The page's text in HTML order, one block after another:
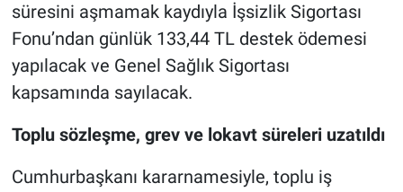
süresini aşmamak kaydıyla İşsizlik Sigortası
Fonu’ndan günlük 133,44 TL destek ödemesi
yapılacak ve Genel Sağlık Sigortası
kapsamında sayılacak.
Toplu sözleşme, grev ve lokavt süreleri uzatıldı
Cumhurbaşkanı kararnamesiyle, toplu iş